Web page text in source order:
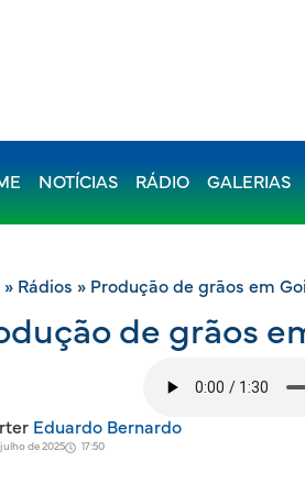
NOTÍCIAS RÁDIO GALERIAS
» Rádios » Produção de grãos em
de grãos
Eduardo Bernardo
julho de 2025 17:50